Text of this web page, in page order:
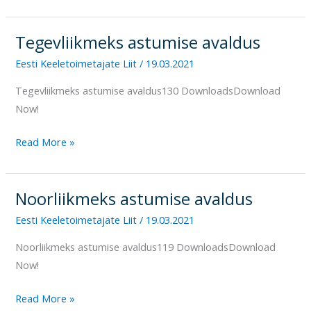
Tegevliikmeks astumise avaldus
Eesti Keeletoimetajate Liit/ 19.03.2021
Tegevliikmeks astumise avaldus130 DownloadsDownload
Now!
Tegevliikmeks
astumise
Read More »
Noorliikmeks astumise avaldus
Eesti Keeletoimetajate Liit/ 19.03.2021
Noorliikmeks astumise avaldus119 DownloadsDownload
Now!
Noorliikmeks
astumise
Read More »